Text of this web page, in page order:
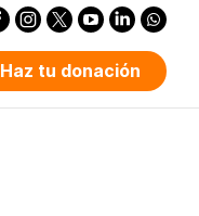
Haz tu donación